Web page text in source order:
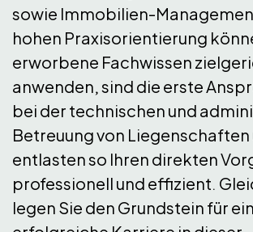
sowie Immobilien-
hohen Praxisorientierung
erworbene Fachwissen
anwenden, sind die erste
bei der technischen und
Betreuung von Liegenschaften
entlasten so Ihren direkten
professionell und effizient.
legen Sie den Grundstein für